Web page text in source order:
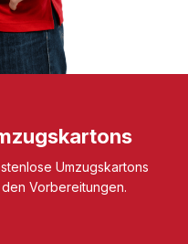
Umzugskartons
Vorbereitungen.